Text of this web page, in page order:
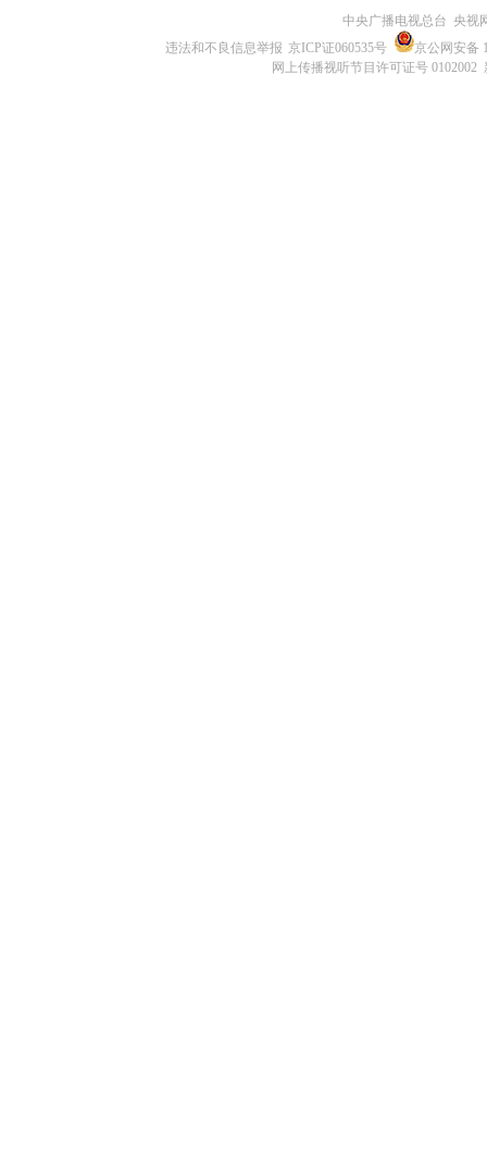
中央广播电视总台 央视
违法和不良信息举报 京ICP证060535号
京公网安备
网上传播视听节目许可证号 0102002